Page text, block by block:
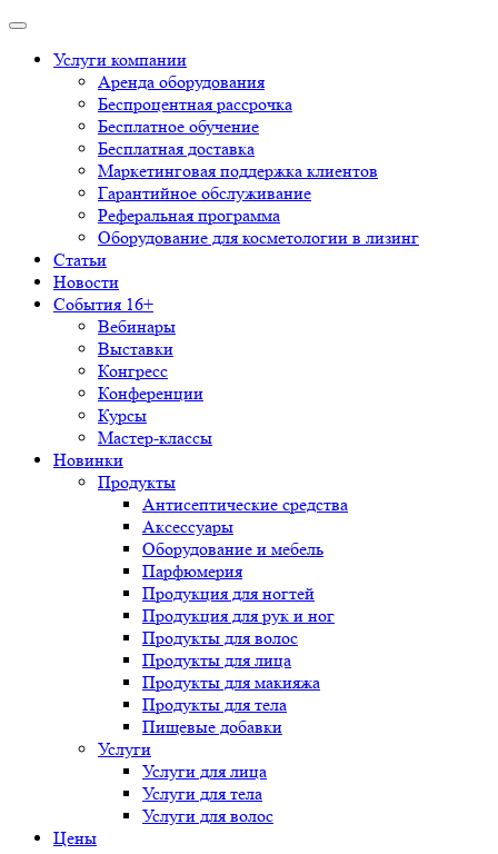
Услуги компании
Аренда оборудования
Беспроцентная рассрочка
Бесплатное обучение
Бесплатная доставка
Маркетинговая поддержка клиентов
Гарантийное обслуживание
Реферальная программа
Оборудование для косметологии в лизинг
Статьи
Новости
События 16+
Вебинары
Выставки
Конгресс
Конференции
Курсы
Мастер-классы
Новинки
Продукты
Антисептические средства
Аксессуары
Оборудование и мебель
Парфюмерия
Продукция для ногтей
Продукция для рук и ног
Продукты для волос
Продукты для лица
Продукты для макияжа
Продукты для тела
Пищевые добавки
Услуги
Услуги для лица
Услуги для тела
Услуги для волос
Цены